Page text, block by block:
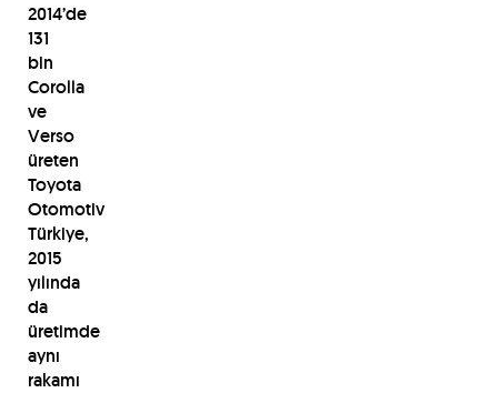
2014’de
131
bin
Corolla
ve
Verso
üreten
Toyota
Otomotiv
Türkiye,
2015
yılında
da
üretimde
aynı
rakamı